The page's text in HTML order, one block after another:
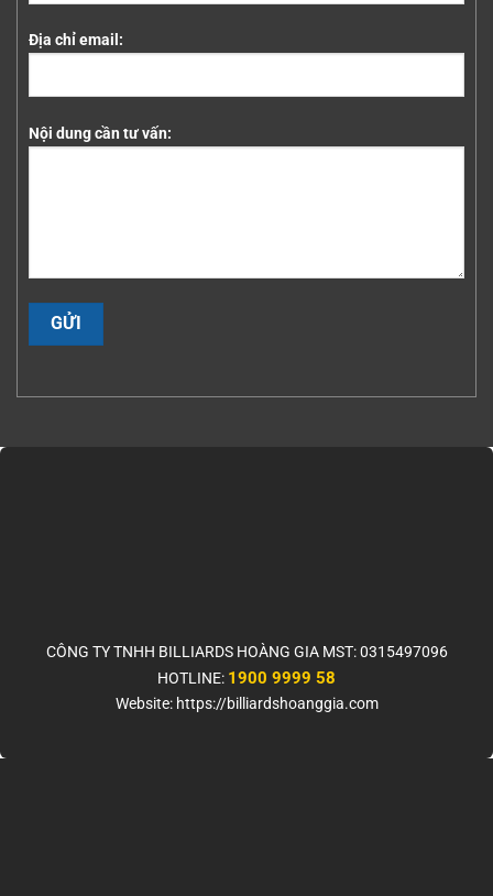
Địa chỉ email:
Nội dung cần tư vấn:
CÔNG TY TNHH BILLIARDS HOÀNG GIA MST: 0315497096
HOTLINE: 1900 9999 58
Website: https://billiardshoanggia.com